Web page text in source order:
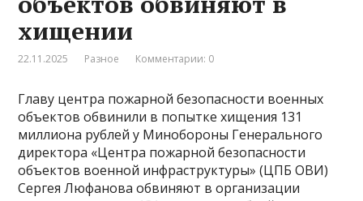
хищении
22.11.2025 Разное Комментарии: 0
Главу центра пожарной безопасности военных
объектов обвинили в попытке хищения 131
миллиона рублей у Минобороны Генерального
директора «Центра пожарной безопасности
объектов военной инфраструктуры» (ЦПБ ОВИ)
Сергея Люфанова обвиняют в организации